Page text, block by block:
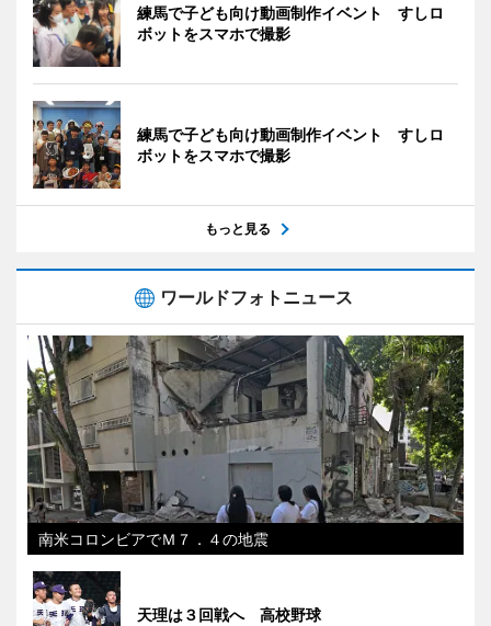
練馬で子ども向け動画制作イベント すしロ
ボットをスマホで撮影
練馬で子ども向け動画制作イベント すしロ
ボットをスマホで撮影
もっと見る
ワールドフォトニュース
南米コロンビアでＭ７．４の地震
天理は３回戦へ 高校野球